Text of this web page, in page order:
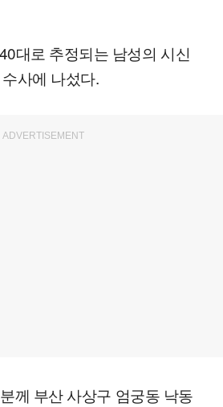
대로 추정되는 남성의 시신
사에 나섰다.
ADVERTISEMENT
께 부산 사상구 엄궁동 낙동